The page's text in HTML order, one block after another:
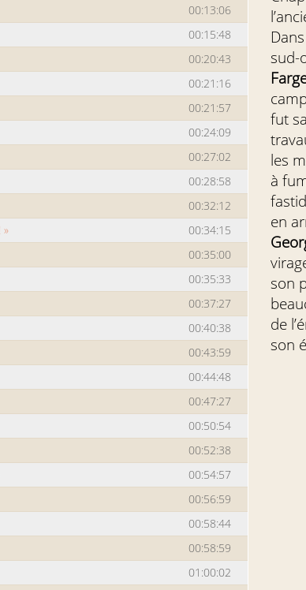
00:13:06
00:15:48
00:20:43
00:21:16
00:21:57
00:24:09
00:27:02
00:28:58
00:32:12
»
00:34:15
00:35:00
00:35:33
00:37:27
00:40:38
00:43:59
00:44:48
00:47:27
00:50:54
00:52:38
00:54:57
00:56:59
00:58:44
00:58:59
01:00:02
sud-
fut
les
à
en
son
de
son